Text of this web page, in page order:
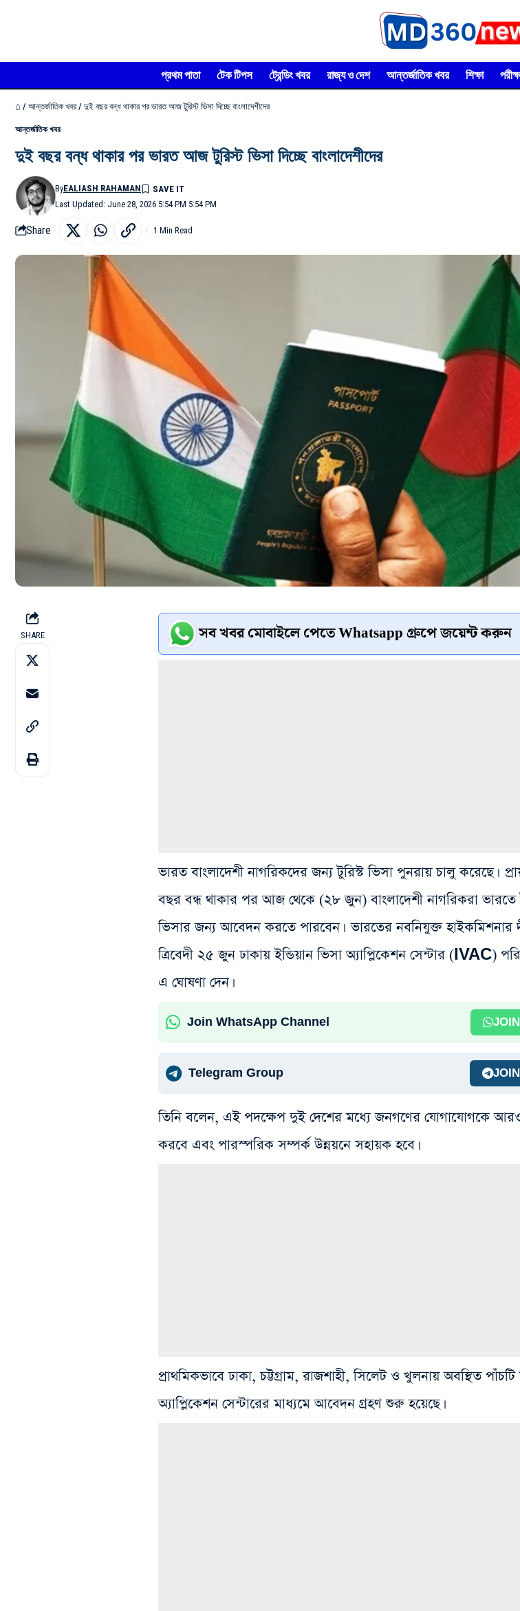
প্রথম পাতা টেক টিপস ট্রেন্ডিং খবর রাজ্য ও দেশ আন্তর্জাতিক খবর শিক্ষা
⌂ / আন্তর্জাতিক খবর / দুই বছর বন্ধ থাকার পর ভারত আজ টুরিস্ট ভিসা দিচ্ছে বাংলাদেশীদের
আন্তর্জাতিক খবর
দুই বছর বন্ধ থাকার পর ভারত আজ টুরিস্ট ভিসা দিচ্ছে বাংলাদেশীদের
Last Updated: June 28, 2026 5:54 PM 5:54 PM
ByEALIASH RAHAMAN
Share 1 Min Read
SHARE সব খবর মোবাইলে পেতে Whatsapp গ্রুপে জয়েন্ট করুন
ভারত বাংলাদেশী নাগরিকদের জন্য টুরিস্ট ভিসা পুনরায় চালু করেছে।
বছর বন্ধ থাকার পর আজ থেকে (২৮ জুন) বাংলাদেশী নাগরিকরা ভারতে
ভিসার জন্য আবেদন করতে পারবেন। ভারতের নবনিযুক্ত হাইকমিশনার
ত্রিবেদী ২৫ জুন ঢাকায় ইন্ডিয়ান ভিসা অ্যাপ্লিকেশন সেন্টার (IVAC)
এ ঘোষণা দেন।
Join WhatsApp Channel
Telegram Group
তিনি বলেন, এই পদক্ষেপ দুই দেশের মধ্যে জনগণের যোগাযোগকে
করবে এবং পারস্পরিক সম্পর্ক উন্নয়নে সহায়ক হবে।
প্রাথমিকভাবে ঢাকা, চট্টগ্রাম, রাজশাহী, সিলেট ও খুলনায় অবস্থিত পাঁচটি
অ্যাপ্লিকেশন সেন্টারের মাধ্যমে আবেদন গ্রহণ শুরু হয়েছে।